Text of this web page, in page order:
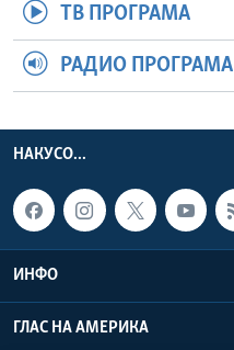
ТВ ПРОГРАМА
РАДИО ПРОГРАМА
НАКУСО...
ИНФО
ГЛАС НА АМЕРИКА